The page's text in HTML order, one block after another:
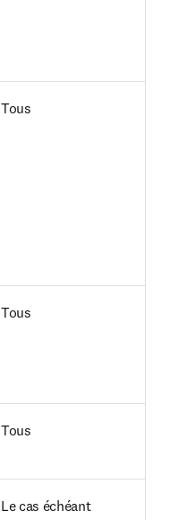
Tous
Tous
Tous
Le cas échéant